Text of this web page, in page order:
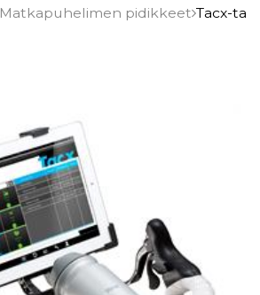
Matkapuhelimen pidikkeet Tacx-